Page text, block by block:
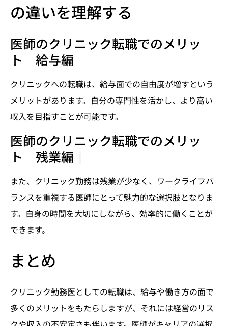
の違いを理解する
医師のクリニック転職でのメリッ
ト 給与編
クリニックへの転職は、給与面での自由度が増すという
メリットがあります。自分の専門性を活かし、より高い
収入を目指すことが可能です。
医師のクリニック転職でのメリッ
ト 残業編｜
また、クリニック勤務は残業が少なく、ワークライフバ
ランスを重視する医師にとって魅力的な選択肢となりま
す。自身の時間を大切にしながら、効率的に働くことが
できます。
まとめ
クリニック勤務医としての転職は、給与や働き方の面で
多くのメリットをもたらしますが、それには経営のリス